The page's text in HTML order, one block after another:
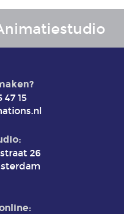
47 15
26